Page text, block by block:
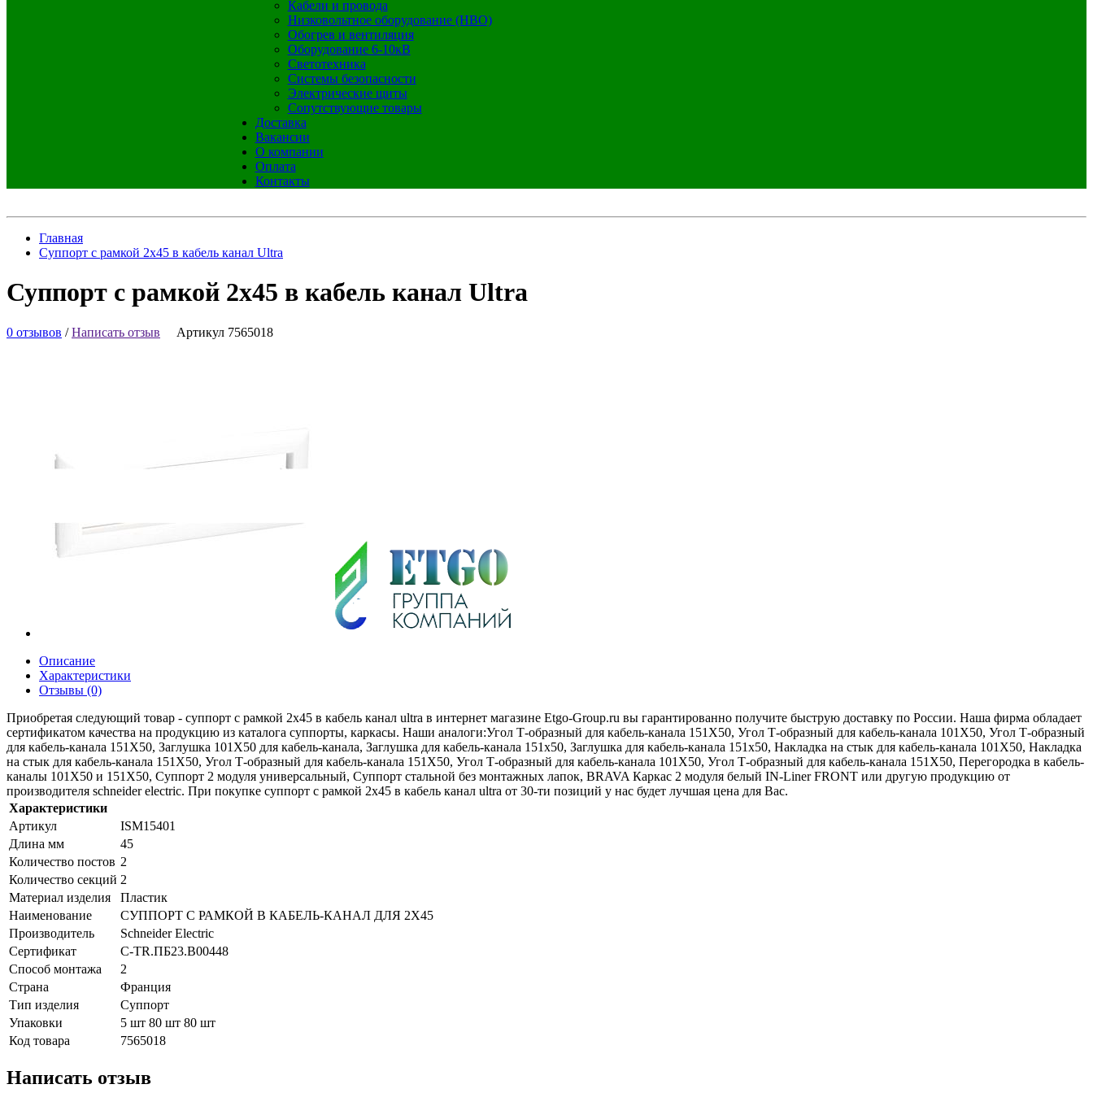
Кабели и провода
Низковольтное оборудование (НВО)
Обогрев и вентиляция
Оборудование 6-10кВ
Светотехника
Системы безопасности
Электрические щиты
Сопутствующие товары
Доставка
Вакансии
О компании
Оплата
Контакты
Главная
Суппорт с рамкой 2х45 в кабель канал Ultra
Суппорт с рамкой 2х45 в кабель канал Ultra
0 отзывов /Написать отзыв Артикул 7565018
Описание
Характеристики
Отзывы (0)
Приобретая следующий товар - суппорт с рамкой 2х45 в кабель канал ultra в интернет магазине Etgo-Group.ru вы гарантированно получите быструю доставку по России. Наша фирма обладает
сертификатом качества на продукцию из каталога суппорты, каркасы. Наши аналоги:Угол Т-образный для кабель-канала 151Х50, Угол Т-образный для кабель-канала 101Х50, Угол Т-образный
для кабель-канала 151Х50, Заглушка 101Х50 для кабель-канала, Заглушка для кабель-канала 151х50, Заглушка для кабель-канала 151х50, Накладка на стык для кабель-канала 101Х50, Накладка
на стык для кабель-канала 151Х50, Угол Т-образный для кабель-канала 151Х50, Угол Т-образный для кабель-канала 101Х50, Угол Т-образный для кабель-канала 151Х50, Перегородка в кабель-
каналы 101Х50 и 151Х50, Суппорт 2 модуля универсальный, Суппорт стальной без монтажных лапок, BRAVA Каркас 2 модуля белый IN-Liner FRONT или другую продукцию от
производителя schneider electric. При покупке суппорт с рамкой 2х45 в кабель канал ultra от 30-ти позиций у нас будет лучшая цена для Вас.
Характеристики
Артикул
ISM15401
Длина мм
45
Количество постов 2
Количество секций 2
Материал изделия
Пластик
Наименование
СУППОРТ С РАМКОЙ В КАБЕЛЬ-КАНАЛ ДЛЯ 2Х45
Производитель
Schneider Electric
Сертификат
C-TR.ПБ23.B00448
Способ монтажа
2
Страна
Франция
Тип изделия
Суппорт
Упаковки
5 шт 80 шт 80 шт
Код товара
7565018
Написать отзыв